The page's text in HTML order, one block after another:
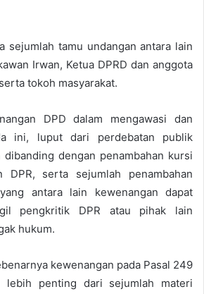
sejumlah tamu undangan antara lain
Irwan, Ketua DPRD dan anggota
tokoh masyarakat.
DPD dalam mengawasi dan
ini, luput dari perdebatan publik
dibanding dengan penambahan kursi
DPR, serta sejumlah penambahan
antara lain kewenangan dapat
pengkritik DPR atau pihak lain
hukum.
kewenangan pada Pasal 249
penting dari sejumlah materi